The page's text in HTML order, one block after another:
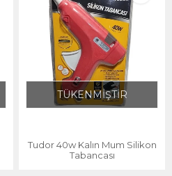
TÜKENMİŞTİR
Tudor 40w Kalın Mum Silikon
Tabancası